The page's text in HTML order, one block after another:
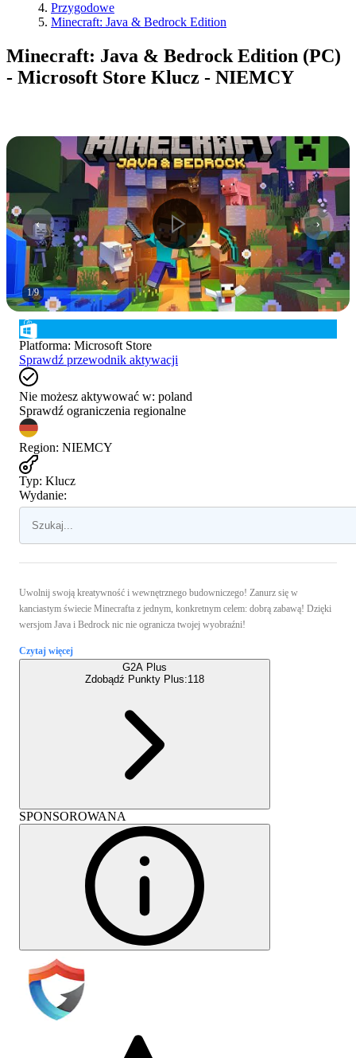
Przygodowe
Minecraft: Java & Bedrock Edition
Minecraft: Java & Bedrock Edition (PC)
- Microsoft Store Klucz - NIEMCY
1/9
Platforma: Microsoft Store
Sprawdź przewodnik aktywacji
Nie możesz aktywować w: poland
Sprawdź ograniczenia regionalne
Region: NIEMCY
Typ: Klucz
Wydanie:
Uwolnij swoją kreatywność i wewnętrznego budowniczego! Zanurz się w
kanciastym świecie Minecrafta z jednym, konkretnym celem: dobrą zabawą! Dzięki
wersjom Java i Bedrock nic nie ogranicza twojej wyobraźni!
Czytaj więcej
G2A Plus
Zdobądź Punkty Plus:118
SPONSOROWANA